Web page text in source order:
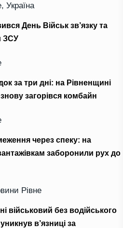
, Україна
День Військ зв’язку та
ЗСУ
за три дні: на Рівненщині
загорівся комбайн
через спеку: на
заборонили рух до
Рівне
військовий без водійського
в’язниці за